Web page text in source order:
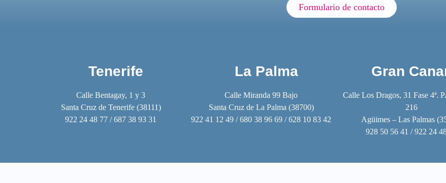
Formulario de contacto
Tenerife
Calle Bentagay, 1 y 3
Santa Cruz de Tenerife (38111)
922 24 48 77 / 687 38 93 31
La Palma
Calle Miranda 99 Bajo
Santa Cruz de La Palma (38700)
922 41 12 49 / 680 38 96 69 / 628 10 83 42
Gran
Calle Los Dragos, 31 Fase 4ª.
216
Agüimes – Las Palmas
928 50 56 41 / 922 24